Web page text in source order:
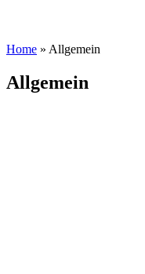
Home » Allgemein
Allgemein